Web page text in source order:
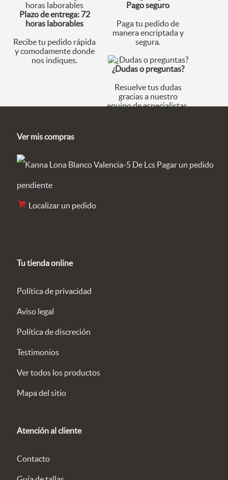
Plazo de entrega: 72
horas laborables
Recibe tu pedido rápida
y comodamente donde
nos indiques.
Pago seguro
Paga tu pedido de
manera encriptada y
segura.
¿Dudas o preguntas?
Resuelve tus dudas
gracias a nuestro
equipo de especialistas.
Ver mis compras
Pagar un pedido
pendiente
Localizar un pedido
Tu tienda online
Política de privacidad
Aviso legal
Política de discreción
Testimonios
Ver todos los productos
Mapa del sitio
Atención al cliente
Contacto